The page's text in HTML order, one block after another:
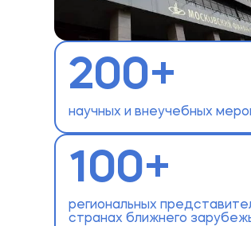
200+
научных и внеучебных
100+
региональных
странах ближнего